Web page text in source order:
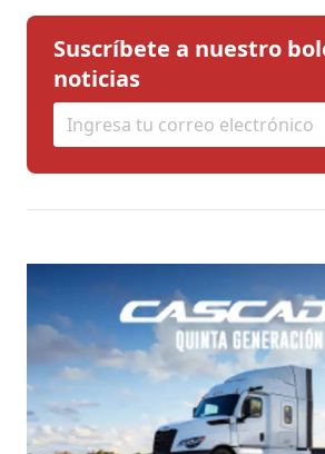
Suscríbete a nuestro
noticias